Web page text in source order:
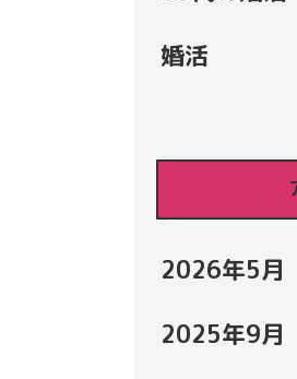
婚活
2026年5月
2025年9月